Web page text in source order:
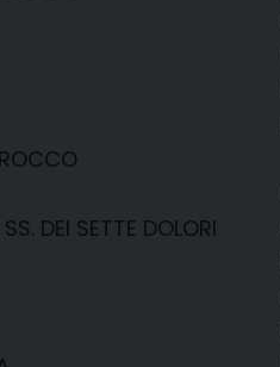
DEI SETTE DOLORI